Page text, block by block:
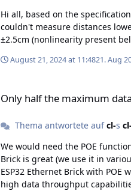
Hi all, based on the specifications documented on your website, the Laser Range Finder Bricklet 2.0 should be able to measure distances lower than 5 cm. In my first tests, I
couldn't measure distances lower than 5 cm though. Is this a technical
±2.5cm (nonlinearity present
August 21, 2024 at 11:4821. Aug
Only half the maximum
Thema antwortete aufcl-s
We would need the POE
Brick is great (we use it in
ESP32 Ethernet Brick with POE would also
high data throughput